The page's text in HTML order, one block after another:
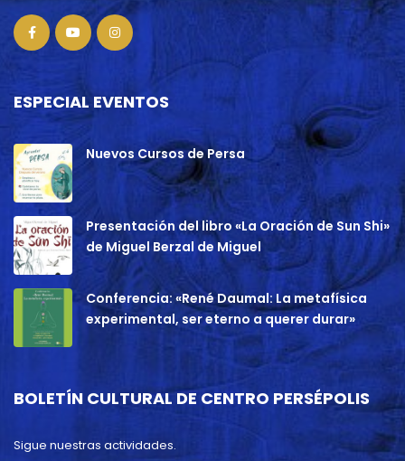
ESPECIAL EVENTOS
Nuevos Cursos de Persa
Presentación del libro «La Oración de Sun Shi»
de Miguel Berzal de Miguel
Conferencia: «René Daumal: La metafísica
experimental, ser eterno a querer durar»
BOLETÍN CULTURAL DE CENTRO PERSÉPOLIS
Sigue nuestras actividades.